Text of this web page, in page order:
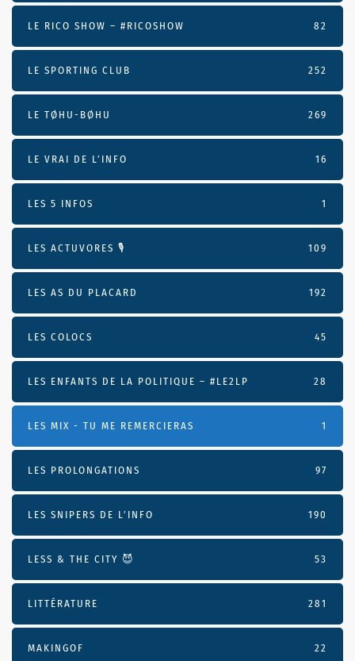
LE RICO SHOW – #RICOSHOW 82
LE SPORTING CLUB 252
LE TØHU-BØHU 269
LE VRAI DE L’INFO 16
LES 5 INFOS 1
LES ACTUVORES 🎙 109
LES AS DU PLACARD 192
LES COLOCS 45
LES ENFANTS DE LA POLITIQUE – #LE2LP 28
LES MIX - TU ME REMERCIERAS 1
LES PROLONGATIONS 97
LES SNIPERS DE L’INFO 190
LESS & THE CITY 😈 53
LITTÉRATURE 281
MAKINGOF 22